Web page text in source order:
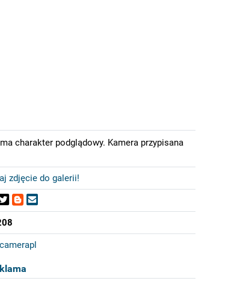
charakter podglądowy. Kamera przypisana
zdjęcie do galerii!